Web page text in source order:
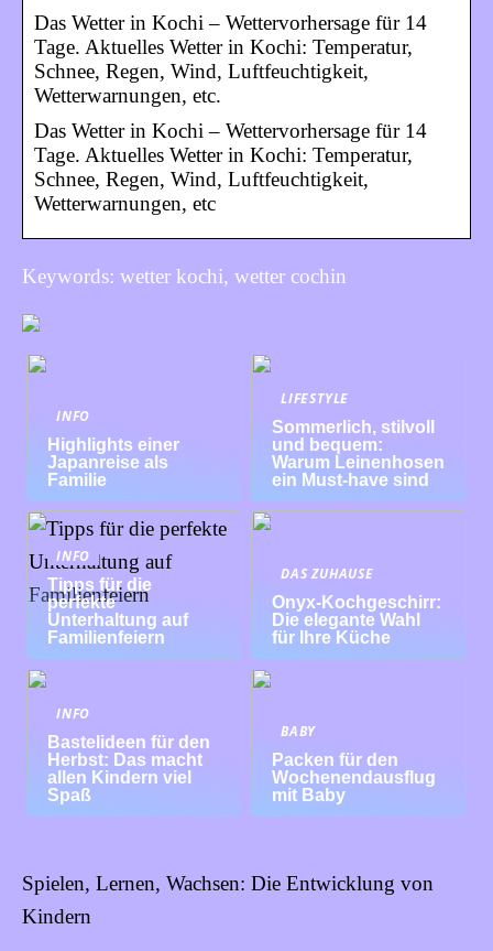
Das Wetter in Kochi – Wettervorhersage für 14
Tage. Aktuelles Wetter in Kochi: Temperatur,
Schnee, Regen, Wind, Luftfeuchtigkeit,
Wetterwarnungen, etc.
Das Wetter in Kochi – Wettervorhersage für 14
Tage. Aktuelles Wetter in Kochi: Temperatur,
Schnee, Regen, Wind, Luftfeuchtigkeit,
Wetterwarnungen, etc
Keywords: wetter kochi, wetter cochin
INFO
Highlights einer
Japanreise als
Familie
LIFESTYLE
Sommerlich, stilvoll
und bequem:
Warum Leinenhosen
ein Must-have sind
INFO
Tipps für die
perfekte
Unterhaltung auf
Familienfeiern
DAS ZUHAUSE
Onyx-Kochgeschirr:
Die elegante Wahl
für Ihre Küche
INFO
Bastelideen für den
Herbst: Das macht
allen Kindern viel
Spaß
BABY
Packen für den
Wochenendausflug
mit Baby
Spielen, Lernen, Wachsen: Die Entwicklung von
Kindern